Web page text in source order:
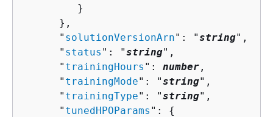
         }
      },
      "
solutionVersionArn": "string",
      "
status ": "string",
      "
trainingHours ": number ,
      "
trainingMode": "string",
      "
trainingType": "string",
      "
tunedHPOParams ": {